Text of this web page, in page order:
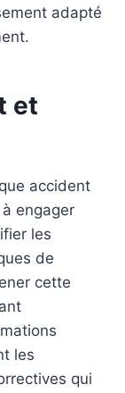
adapté
et
accident
engager
les
de
cette
les
qui